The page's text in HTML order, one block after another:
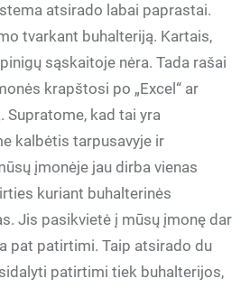
atsirado labai paprastai.
tvarkant buhalteriją. Kartais,
sąskaitoje nėra. Tada rašai
krapštosi po „Excel“ ar
Supratome, kad tai yra
kalbėtis tarpusavyje ir
įmonėje jau dirba vienas
kuriant buhalterinės
Jis pasikvietė į mūsų įmonę dar
pat patirtimi. Taip atsirado du
patirtimi tiek buhalterijos,